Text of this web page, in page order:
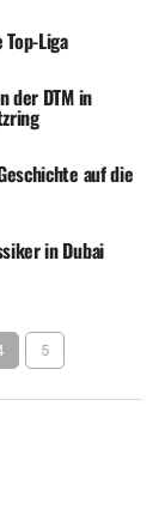
Liga
der DTM in
auf die
in Dubai
5